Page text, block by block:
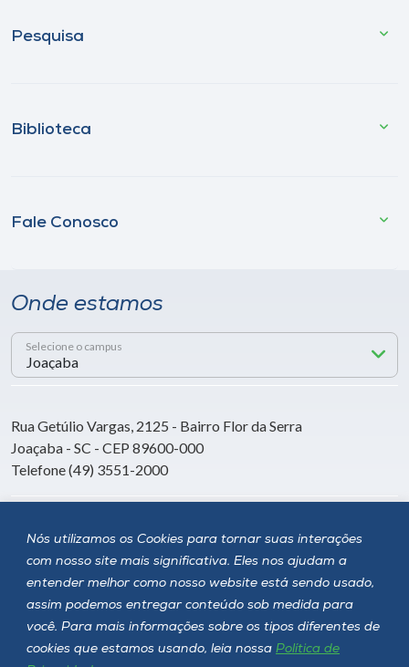
Nós utilizamos os Cookies para tornar suas interações
com nosso site mais significativa. Eles nos ajudam a
entender melhor como nosso website está sendo usado,
assim podemos entregar conteúdo sob medida para
você. Para mais informações sobre os tipos diferentes de
cookies que estamos usando, leia nossa Política de
Pesquisa
Biblioteca
Fale Conosco
Onde estamos
Selecione o campus
Rua Getúlio Vargas, 2125 - Bairro Flor da Serra
Joaçaba - SC - CEP 89600-000
Telefone (49) 3551-2000
Siga a Unoesc